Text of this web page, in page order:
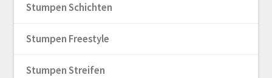
Stumpen Schichten
Stumpen Freestyle
Stumpen Streifen